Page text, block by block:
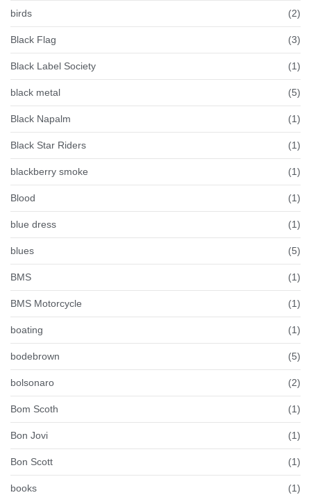
birds (2)
Black Flag (3)
Black Label Society (1)
black metal (5)
Black Napalm (1)
Black Star Riders (1)
blackberry smoke (1)
Blood (1)
blue dress (1)
blues (5)
BMS (1)
BMS Motorcycle (1)
boating (1)
bodebrown (5)
bolsonaro (2)
Bom Scoth (1)
Bon Jovi (1)
Bon Scott (1)
books (1)